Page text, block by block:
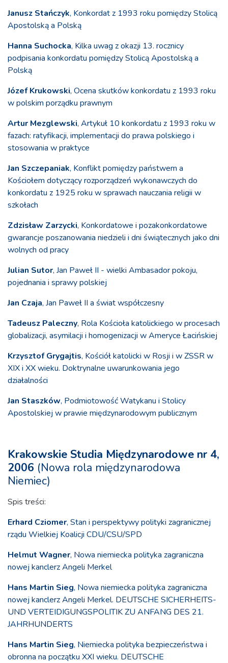
Janusz Stańczyk, Konkordat z 1993 roku pomiędzy Stolicą
Apostolską a Polską
Hanna Suchocka, Kilka uwag z okazji 13. rocznicy
podpisania konkordatu pomiędzy Stolicą Apostolską a
Polską
Józef Krukowski, Ocena skutków konkordatu z 1993 roku
w polskim porządku prawnym
Artur Mezglewski, Artykuł 10 konkordatu z 1993 roku w
fazach: ratyfikacji, implementacji do prawa polskiego i
stosowania w praktyce
Jan Szczepaniak, Konflikt pomiędzy państwem a
Kościołem dotyczący rozporządzeń wykonawczych do
konkordatu z 1925 roku w sprawach nauczania religii w
szkołach
Zdzisław Zarzycki, Konkordatowe i pozakonkordatowe
gwarancje poszanowania niedzieli i dni świątecznych jako dni
wolnych od pracy
Julian Sutor, Jan Paweł II - wielki Ambasador pokoju,
pojednania i sprawy polskiej
Jan Czaja, Jan Paweł II a świat współczesny
Tadeusz Paleczny, Rola Kościoła katolickiego w procesach
globalizacji, asymilacji i homogenizacji w Ameryce Łacińskiej
Krzysztof Grygajtis, Kościół katolicki w Rosji i w ZSSR w
XIX i XX wieku. Doktrynalne uwarunkowania jego
działalności
Jan Staszków, Podmiotowość Watykanu i Stolicy
Apostolskiej w prawie międzynarodowym publicznym
Krakowskie Studia Międzynarodowe nr 4,
2006 (Nowa rola międzynarodowa
Niemiec)
Spis treści:
Erhard Cziomer, Stan i perspektywy polityki zagranicznej
rządu Wielkiej Koalicji CDU/CSU/SPD
Helmut Wagner, Nowa niemiecka polityka zagraniczna
nowej kanclerz Angeli Merkel
Hans Martin Sieg, Nowa niemiecka polityka zagraniczna
nowej kanclerz Angeli Merkel. DEUTSCHE SICHERHEITS-
UND VERTEIDIGUNGSPOLITIK ZU ANFANG DES 21.
JAHRHUNDERTS
Hans Martin Sieg, Niemiecka polityka bezpieczeństwa i
obronna na początku XXI wieku. DEUTSCHE